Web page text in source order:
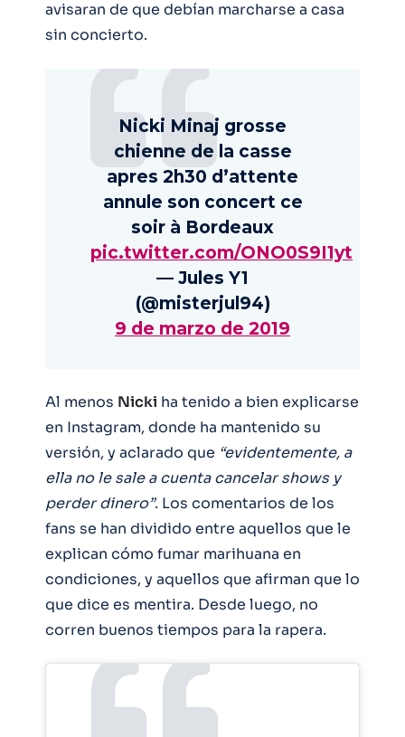
avisaran de que debían marcharse a casa
sin concierto.
Nicki Minaj grosse
chienne de la casse
apres 2h30 d’attente
annule son concert ce
soir à Bordeaux
pic.twitter.com/ONO0S9I1yt
— Jules Y1
(@misterjul94)
9 de marzo de 2019
Al menos Nicki ha tenido a bien explicarse
en Instagram, donde ha mantenido su
versión, y aclarado que “evidentemente, a
ella no le sale a cuenta cancelar shows y
perder dinero”. Los comentarios de los
fans se han dividido entre aquellos que le
explican cómo fumar marihuana en
condiciones, y aquellos que afirman que lo
que dice es mentira. Desde luego, no
corren buenos tiempos para la rapera.